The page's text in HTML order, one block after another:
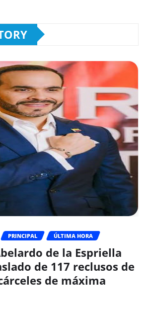
PRINCIPAL ÚLTIMA HORA
de la Espriella
de 117 reclusos de
de máxima